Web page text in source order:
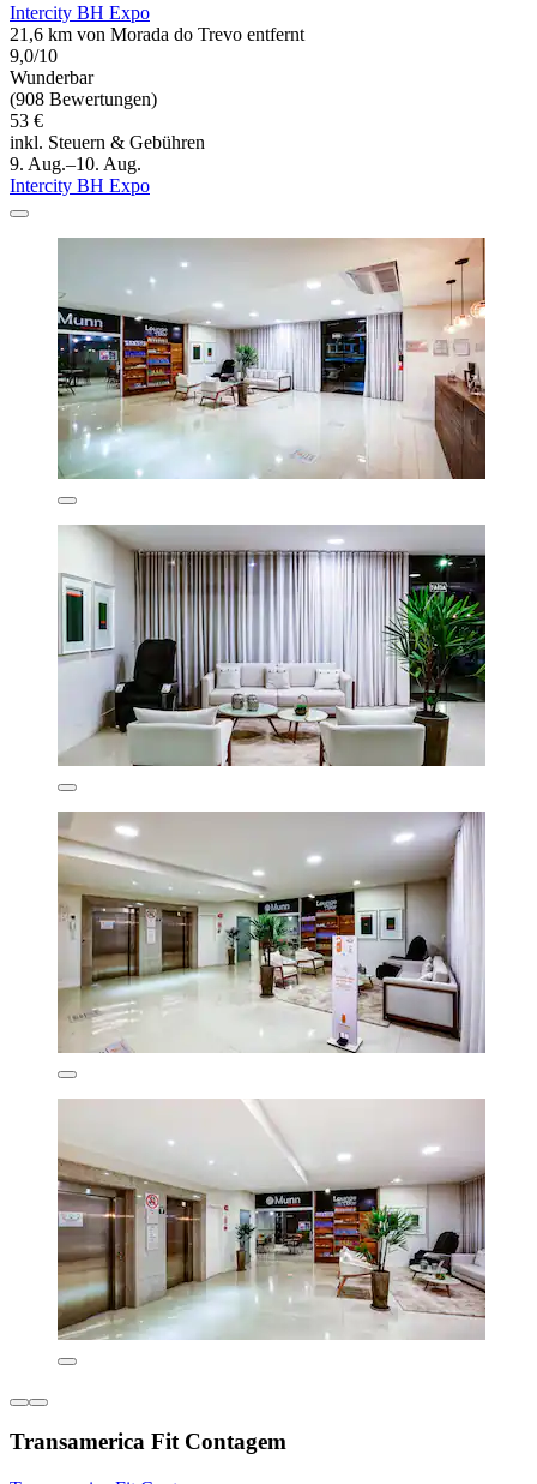
Intercity BH Expo
21,6 km von Morada do Trevo entfernt
9,0/10
Wunderbar
(908 Bewertungen)
53 €
inkl. Steuern & Gebühren
9. Aug.–10. Aug.
Intercity BH Expo
Transamerica Fit Contagem